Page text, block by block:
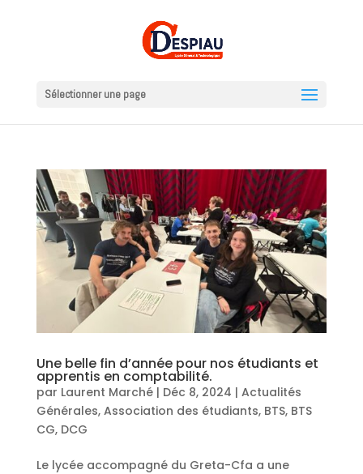
Sélectionner une page
Une belle fin d’année pour nos étudiants et
apprentis en comptabilité.
par Laurent Marché| Déc 8, 2024 | Actualités
Générales, Association des étudiants, BTS, BTS
CG, DCG
Le lycée accompagné du Greta-Cfa a une